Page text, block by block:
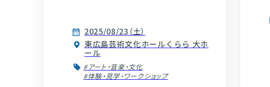
2025/08/23（土）
東広島芸術文化ホールくらら 大ホ
ール
#アート・音楽・文化
#体験・見学・ワークショップ